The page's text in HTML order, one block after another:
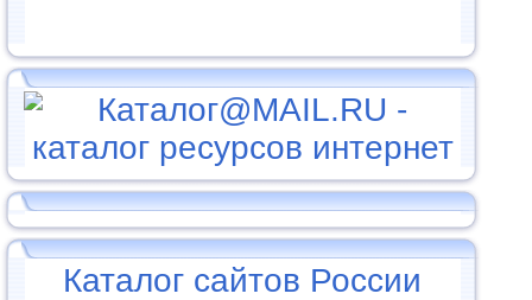
Каталог сайтов России